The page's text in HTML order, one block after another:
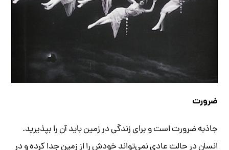
ضرورت
جاذبه ضرورت است و برای زندگی در زمین باید آن را بپذیرید.
انسان در حالت عادی نمی‌تواند خودش را از زمین جدا کرده و در